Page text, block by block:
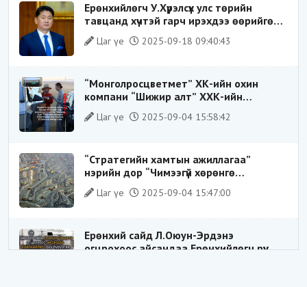
Ерөнхийлөгч У.Хүрэлсүх улс төрийн
тавцанд хүчтэй гарч ирэхдээ өөрийгөө
шударга ёсны төлөө тэмцэгч, “хуучин
тогтолцооны хонгилыг нураагч” гэсэн
Цаг үе 2025-09-18 09:40:43
“Монголросцветмет” ХК-ийн охин
компани “Шижир алт” ХХК-ийн
Гүйцэтгэх захирлаар ажиллаж байсан
О.Баттөмөрт холбогдох хэрэг хаашаа
Цаг үе 2025-09-04 15:58:42
“Стратегийн хамтын ажиллагаа”
нэрийн дор “Чимээгүй хөрөнгө
хуримтлал”
Цаг үе 2025-09-04 15:47:00
Ерөнхий сайд Л.Оюун-Эрдэнэ
огцрохоос айсандаа Ерөнхийлөгч рүү